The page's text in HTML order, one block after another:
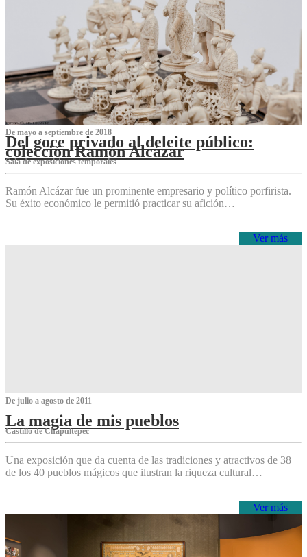
De mayo a septiembre de 2018
Del goce privado al deleite público:
colección Ramón Alcázar
Sala de exposiciones temporales
Ramón Alcázar fue un prominente empresario y político porfirista.
Su éxito económico le permitió practicar su afición…
Ver más
De julio a agosto de 2011
La magia de mis pueblos
Castillo de Chapultepec
Una exposición que da cuenta de las tradiciones y atractivos de 38
de los 40 pueblos mágicos que ilustran la riqueza cultural…
Ver más